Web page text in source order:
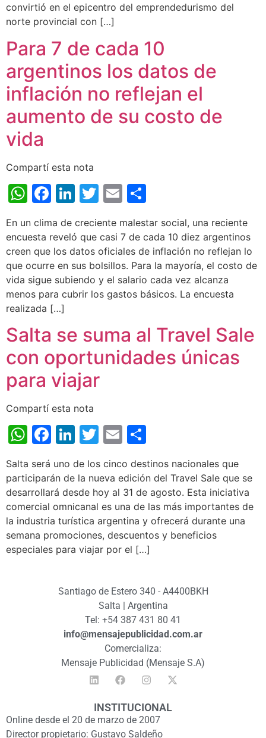
convirtió en el epicentro del emprendedurismo del
norte provincial con […]
Para 7 de cada 10
argentinos los datos de
inflación no reflejan el
aumento de su costo de
vida
Compartí esta nota
WhatsApp
Facebook
LinkedIn
Twitter
Email
En un clima de creciente malestar social, una reciente
encuesta reveló que casi 7 de cada 10 diez argentinos
creen que los datos oficiales de inflación no reflejan lo
que ocurre en sus bolsillos. Para la mayoría, el costo de
vida sigue subiendo y el salario cada vez alcanza
menos para cubrir los gastos básicos. La encuesta
realizada […]
Salta se suma al Travel Sale
con oportunidades únicas
para viajar
Compartí esta nota
WhatsApp
Facebook
LinkedIn
Twitter
Email
Salta será uno de los cinco destinos nacionales que
participarán de la nueva edición del Travel Sale que se
desarrollará desde hoy al 31 de agosto. Esta iniciativa
comercial omnicanal es una de las más importantes de
la industria turística argentina y ofrecerá durante una
semana promociones, descuentos y beneficios
especiales para viajar por el […]
Santiago de Estero 340 - A4400BKH
Salta | Argentina
Tel: +54 387 431 80 41
info@mensajepublicidad.com.ar
Comercializa:
Mensaje Publicidad (Mensaje S.A)
INSTITUCIONAL
Online desde el 20 de marzo de 2007
Director propietario: Gustavo Saldeño